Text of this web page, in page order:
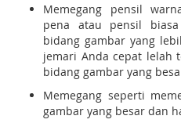
Memegang pensil
pena atau pensil
bidang gambar yang
jemari Anda cepat lelah
bidang gambar yang
Memegang seperti
gambar yang besar dan